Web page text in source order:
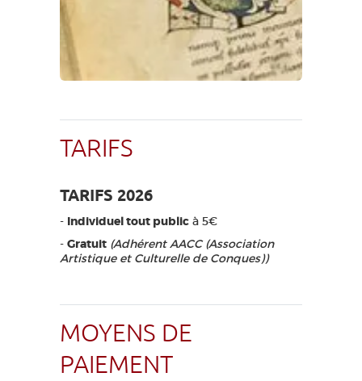
TARIFS
TARIFS 2026
- Individuel tout public à 5€
- Gratuit (Adhérent AACC (Association
Artistique et Culturelle de Conques))
MOYENS DE
PAIEMENT